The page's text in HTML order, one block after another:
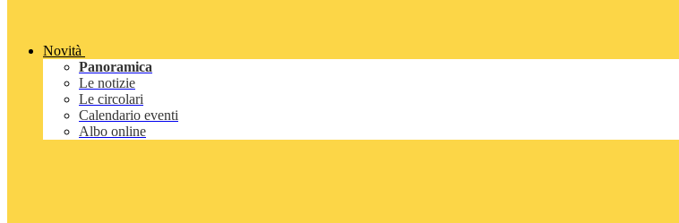
Novità
Panoramica
Le notizie
Le circolari
Calendario eventi
Albo online